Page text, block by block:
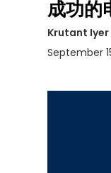
成功的
Krutant Iyer
September